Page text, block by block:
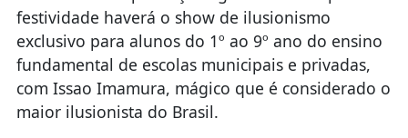
festividade haverá o show de ilusionismo
exclusivo para alunos do 1º ao 9º ano do ensino
fundamental de escolas municipais e privadas,
com Issao Imamura, mágico que é considerado o
maior ilusionista do Brasil.